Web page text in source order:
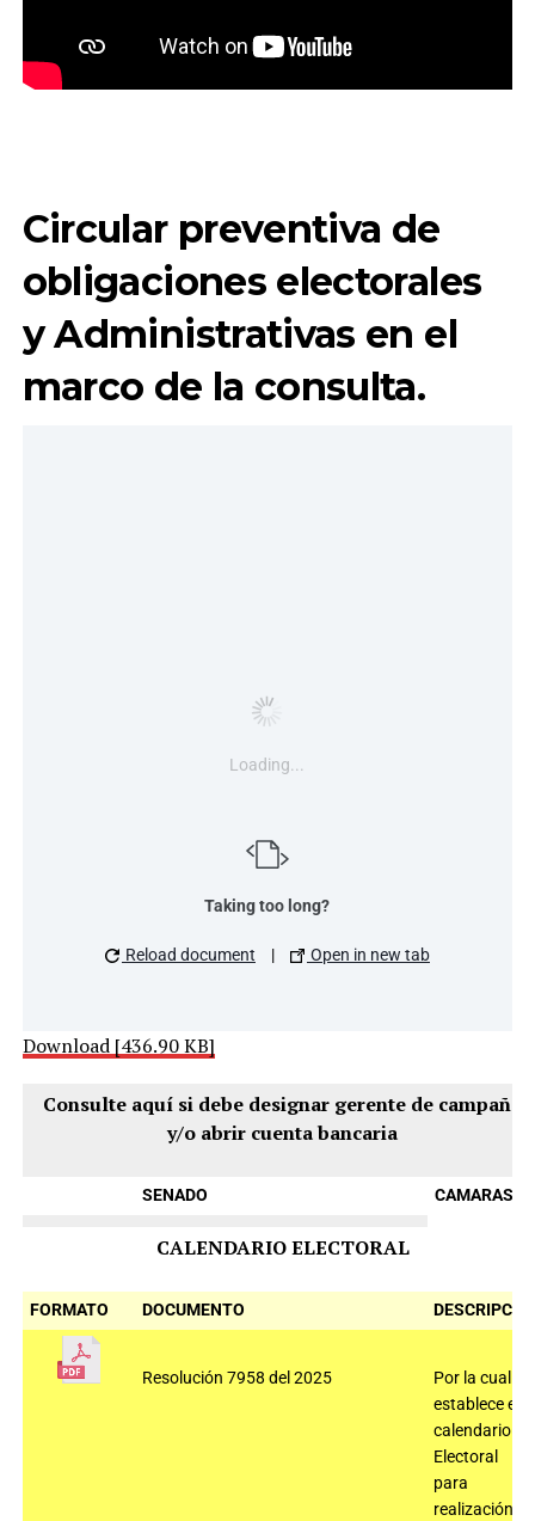
Circular preventiva de
obligaciones electorales
y Administrativas en el
marco de la consulta.
Loading...
Taking too long?
Reload document | Open in new tab
Download [436.90 KB]
Consulte aquí si debe designar gerente de campaña
y/o abrir cuenta bancaria
SENADO CAMARAS
CALENDARIO ELECTORAL
FORMATO DOCUMENTO
Resolución 7958 del 2025
Por la cual se
establece el
calendario
Electoral
para
realización